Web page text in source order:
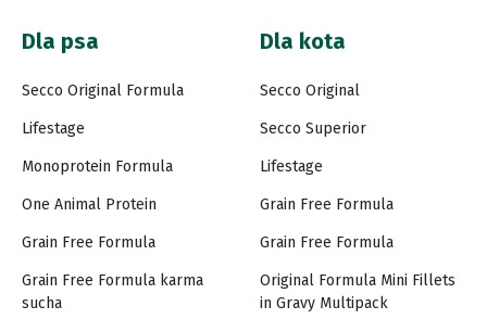
Dla psa
Secco Original Formula
Lifestage
Monoprotein Formula
One Animal Protein
Grain Free Formula
Grain Free Formula karma
sucha
Dla kota
Secco Original
Secco Superior
Lifestage
Grain Free Formula
Grain Free Formula
Original Formula Mini Fillets
in Gravy Multipack